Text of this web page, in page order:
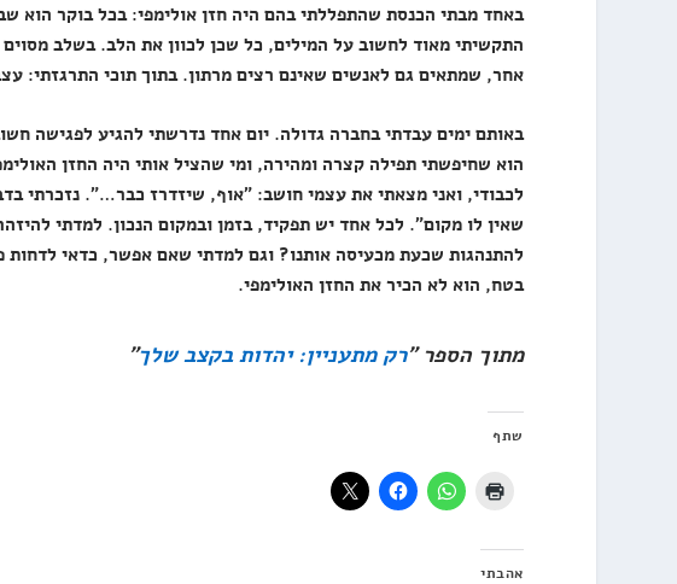
באחד מבתי הכנסת שהתפללתי בהם היה חזן אולימפי: בכל בוקר הוא
התקשיתי מאוד לחשוב על המילים, כל שכן לכוון את הלב. בשלב
אחר, שמתאים גם לאנשים שאינם רצים מרתון. בתוך תוכי התרגזתי:
באותם ימים עבדתי בחברה גדולה. יום אחד נדרשתי להגיע לפגישה
הוא שחיפשתי תפילה קצרה ומהירה, ומי שהציל אותי היה החזן
לכבודי, ואני מצאתי את עצמי חושב: "אוף, שיזדרז כבר…". נזכרתי
שאין לו מקום". לכל אחד יש תפקיד, בזמן ובמקום הנכון. למדתי
להתנהגות שכעת מכעיסה אותנו? וגם למדתי שאם אפשר, כדאי לדחות
בטח, הוא לא הכיר את החזן האולימפי.
מתוך הספר "רק מתעניין: יהדות בקצב שלך"
שתף
אהבתי